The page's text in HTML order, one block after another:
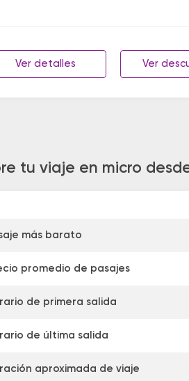
Ver detalles Ver
tu viaje en micro
más barato
promedio de pasajes
de primera salida
de última salida
aproximada de viaje